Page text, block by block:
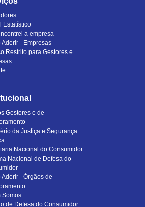
Estatístico
a empresa
Aderir - Empresas
Restrito para Gestores e
Gestores e de
da Justiça e Segurança
Nacional do Consumidor
Nacional de Defesa do
Aderir - Órgãos de
Somos
de Defesa do Consumidor